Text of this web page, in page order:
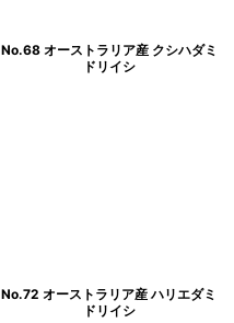
No.68 オーストラリア産 クシハダミ
ドリイシ
No.72 オーストラリア産 ハリエダミ
ドリイシ